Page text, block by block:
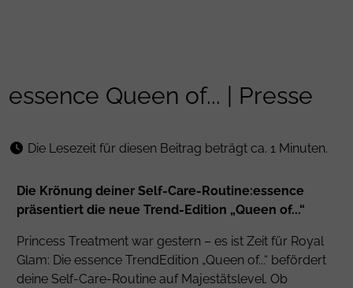
essence Queen of... | Presse
Die Lesezeit für diesen Beitrag beträgt ca. 1 Minuten.
Die Krönung deiner Self-Care-Routine:essence
präsentiert die neue Trend-Edition „Queen of...“
Princess Treatment war gestern – es ist Zeit für Royal
Glam: Die essence TrendEdition „Queen of...“ befördert
deine Self-Care-Routine auf Majestätslevel. Ob